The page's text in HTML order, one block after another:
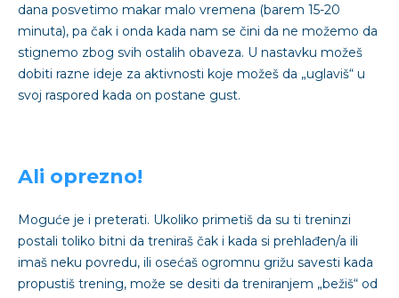
dana posvetimo makar malo vremena (barem 15-20
minuta), pa čak i onda kada nam se čini da ne možemo da
stignemo zbog svih ostalih obaveza. U nastavku možeš
dobiti razne ideje za aktivnosti koje možeš da „uglaviš“ u
svoj raspored kada on postane gust.
Ali oprezno!
Moguće je i preterati. Ukoliko primetiš da su ti treninzi
postali toliko bitni da treniraš čak i kada si prehlađen/a ili
imaš neku povredu, ili osećaš ogromnu grižu savesti kada
propustiš trening, može se desiti da treniranjem „bežiš“ od